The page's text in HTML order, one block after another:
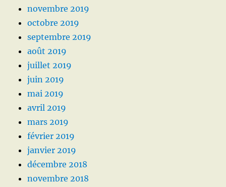
novembre 2019
octobre 2019
septembre 2019
août 2019
juillet 2019
juin 2019
mai 2019
avril 2019
mars 2019
février 2019
janvier 2019
décembre 2018
novembre 2018